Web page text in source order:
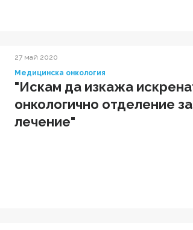
27 май 2020
Медицинска онкология
"Искам да изкажа
онкологично отделение
лечение"